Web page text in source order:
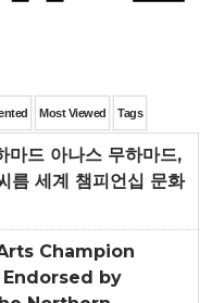
Most Viewed Tags
마드 아나스 무하마드,
름 세계 챔피언십 문화
Champion
by